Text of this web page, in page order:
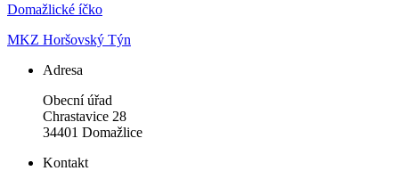
Domažlické íčko
MKZ Horšovský Týn
Adresa
Obecní úřad
Chrastavice 28
34401 Domažlice
Kontakt